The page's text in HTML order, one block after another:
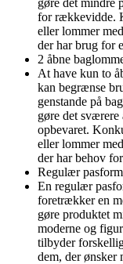
for rækkevidde.
eller lommer
der har brug for
2 åbne
At have kun to
kan begrænse
genstande på
gøre det sværere
opbevaret.
eller lommer
der har behov
Regulær pasform
En regulær
foretrækker en
gøre produktet
moderne og
tilbyder
dem, der ønsker